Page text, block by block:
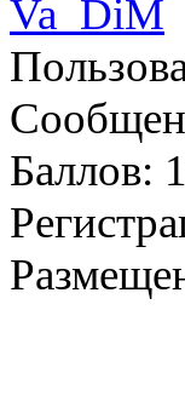
Va_DiM
Баллов: